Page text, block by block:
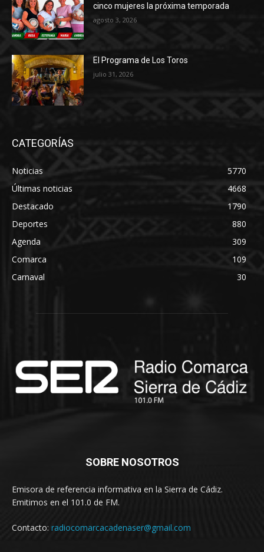
cinco mujeres la próxima temporada
agosto 3, 2026
El Programa de Los Toros
julio 31, 2026
CATEGORÍAS
Noticias
5770
Últimas noticias
4668
Destacado
1790
Deportes
880
Agenda
309
Comarca
109
Carnaval
30
SOBRE NOSOTROS
Emisora de referencia informativa en la Sierra de Cádiz.
Emitimos en el 101.0 de FM.
Contacto: radiocomarcacadenaser@gmail.com